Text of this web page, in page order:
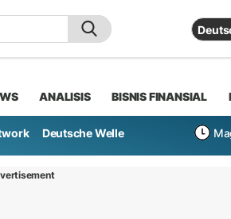
ANALISIS BISNIS FINANSIAL
Deutsche Welle